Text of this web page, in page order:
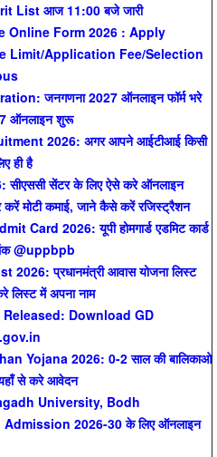
List आज 11:00 बजे जारी
Online Form 2026 : Apply
Limit/Application Fee/Selection
जनगणना 2027 ऑनलाइन फॉर्म भरे
ऑनलाइन शुरू
2026: अगर आपने आईटीआई किसी
ही है
सेंटर के लिए ऐसे करे ऑनलाइन
मोटी कमाई, जाने कैसे करें रजिस्ट्रैशन
Card 2026: यूपी होमगार्ड एडमिट कार्ड
@uppbpb
प्रधानमंत्री आवास योजना लिस्ट
लिस्ट में अपना नाम
Released: Download GD
Yojana 2026: 0-2 साल की बालिकाओ
से करे आवेदन
University, Bodh
2026-30 के लिए ऑनलाइन